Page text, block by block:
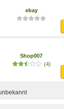
ebay
Shop007
(4)